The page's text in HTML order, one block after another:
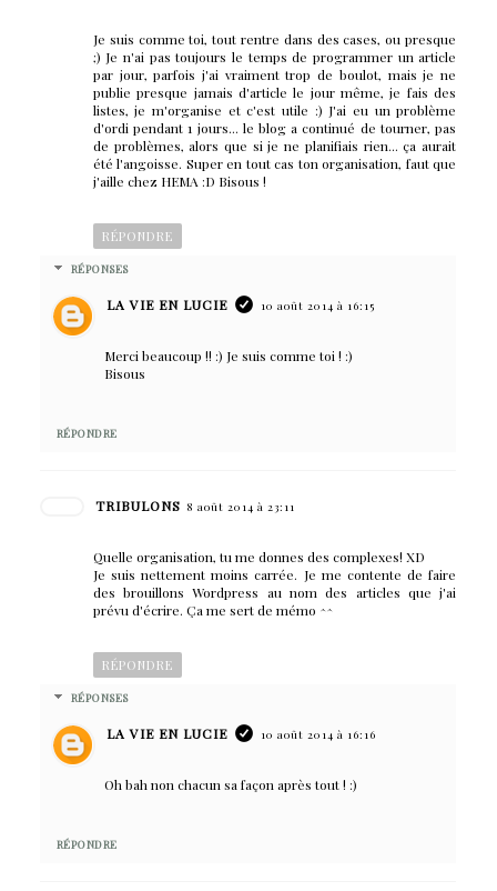
Je suis comme toi, tout rentre dans des cases, ou presque
;) Je n'ai pas toujours le temps de programmer un article
par jour, parfois j'ai vraiment trop de boulot, mais je ne
publie presque jamais d'article le jour même, je fais des
listes, je m'organise et c'est utile :) J'ai eu un problème
d'ordi pendant 1 jours... le blog a continué de tourner, pas
de problèmes, alors que si je ne planifiais rien... ça aurait
été l'angoisse. Super en tout cas ton organisation, faut que
j'aille chez HEMA :D Bisous !
RÉPONDRE
RÉPONSES
LA VIE EN LUCIE 10 août 2014 à 16:15
Merci beaucoup !! :) Je suis comme toi ! :)
Bisous
RÉPONDRE
TRIBULONS 8 août 2014 à 23:11
Quelle organisation, tu me donnes des complexes! XD
Je suis nettement moins carrée. Je me contente de faire
des brouillons Wordpress au nom des articles que j'ai
prévu d'écrire. Ça me sert de mémo ^^
RÉPONDRE
RÉPONSES
LA VIE EN LUCIE 10 août 2014 à 16:16
Oh bah non chacun sa façon après tout ! :)
RÉPONDRE